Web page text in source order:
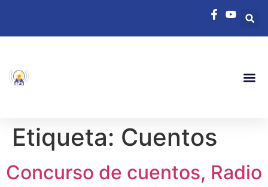
Etiqueta: Cuentos
Concurso de cuentos, Radio